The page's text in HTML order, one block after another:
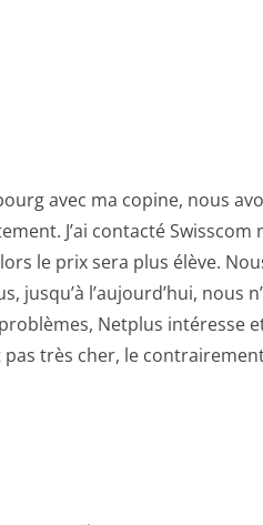
avec ma copine, nous
J’ai contacté Swisscom
le prix sera plus élève.
jusqu’à l’aujourd’hui, nous
Netplus intéresse
très cher, le